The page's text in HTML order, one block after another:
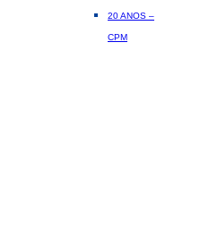
20 ANOS –
CPM